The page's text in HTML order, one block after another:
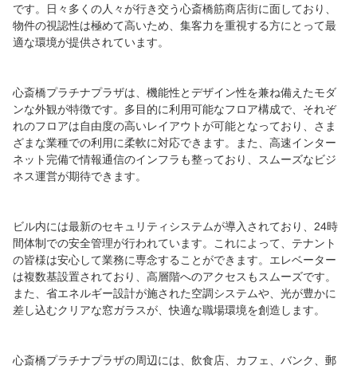
です。日々多くの人々が行き交う心斎橋筋商店街に面しており、
物件の視認性は極めて高いため、集客力を重視する方にとって最
適な環境が提供されています。
心斎橋プラチナプラザは、機能性とデザイン性を兼ね備えたモダ
ンな外観が特徴です。多目的に利用可能なフロア構成で、それぞ
れのフロアは自由度の高いレイアウトが可能となっており、さま
ざまな業種での利用に柔軟に対応できます。また、高速インター
ネット完備で情報通信のインフラも整っており、スムーズなビジ
ネス運営が期待できます。
ビル内には最新のセキュリティシステムが導入されており、24時
間体制での安全管理が行われています。これによって、テナント
の皆様は安心して業務に専念することができます。エレベーター
は複数基設置されており、高層階へのアクセスもスムーズです。
また、省エネルギー設計が施された空調システムや、光が豊かに
差し込むクリアな窓ガラスが、快適な職場環境を創造します。
心斎橋プラチナプラザの周辺には、飲食店、カフェ、バンク、郵